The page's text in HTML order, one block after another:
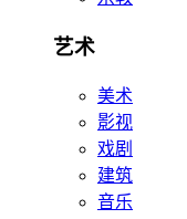
艺术
美术
影视
戏剧
建筑
音乐